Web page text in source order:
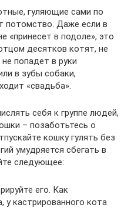
гуляющие сами по
потомство. Даже если в
«принесет в подоле», это
десятков котят, не
попадет в руки
в зубы собаки,
«свадьба».
себя к группе людей,
– позаботьтесь о
кошку гулять без
умудряется сбегать в
следующее:
его. Как
у кастрированного кота